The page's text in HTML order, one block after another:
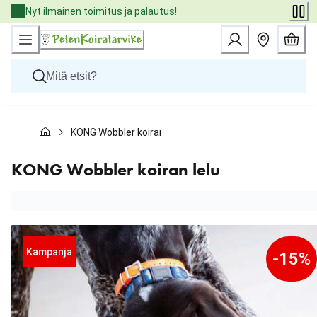
Skip
to
Content
Nyt ilmainen toimitus ja palautus!
Kissat
Eläinlääkäriruoat
Tuotemerkit
KONG Wobbler koiran lelu
KONG Wobbler koiran lelu
Kampanja -15%